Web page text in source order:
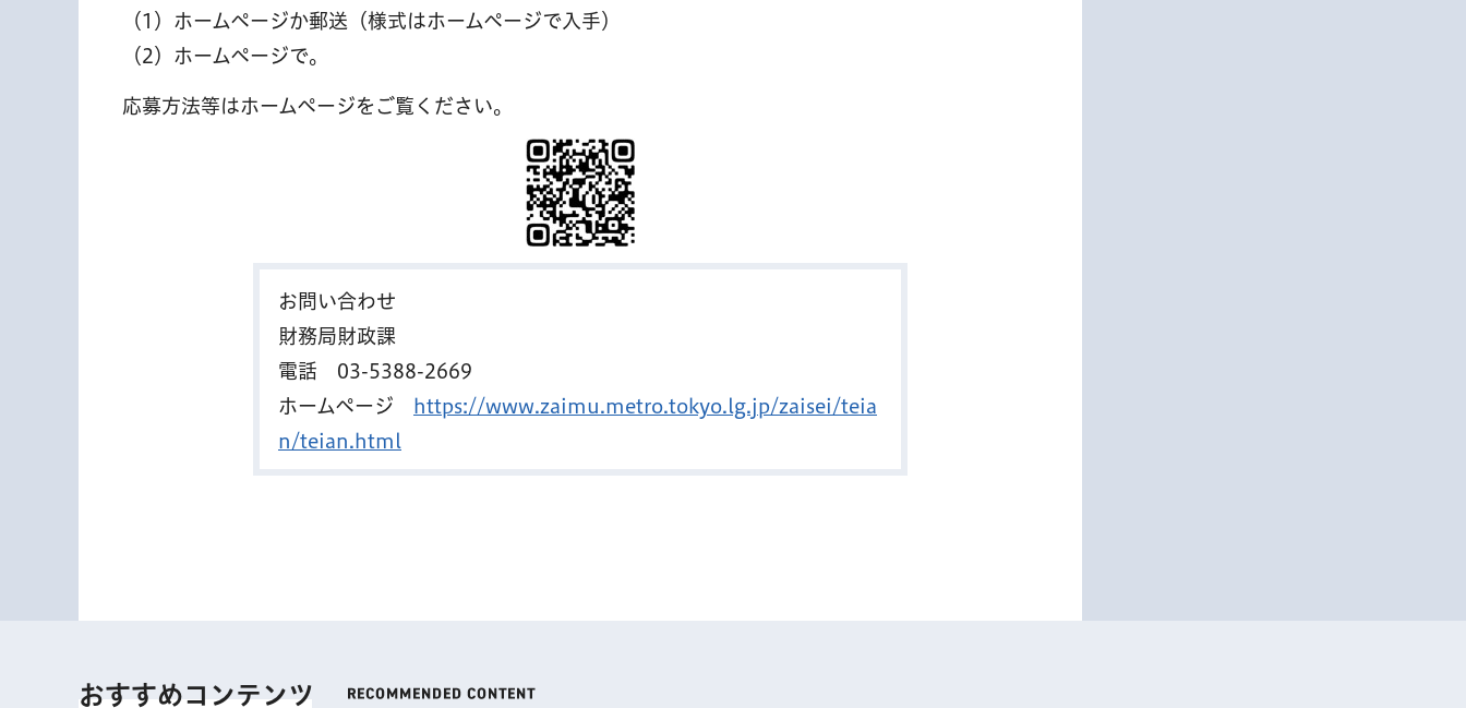
（1）ホームページか郵送（様式はホームページで入手）
（2）ホームページで。
応募方法等はホームページをご覧ください。
お問い合わせ
財務局財政課
電話 03-5388-2669
ホームページ
https://www.zaimu.metro.tokyo.lg.jp/zaisei/teia
n/teian.html
おすすめコンテンツ